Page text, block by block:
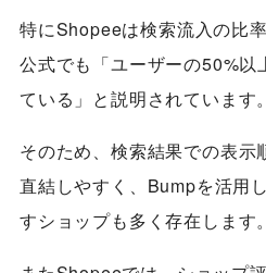
特にShopeeは検索流入の比
公式でも「ユーザーの50%以
ている」と説明されています。
そのため、検索結果での表示
直結しやすく、Bumpを活用
すショップも多く存在します。